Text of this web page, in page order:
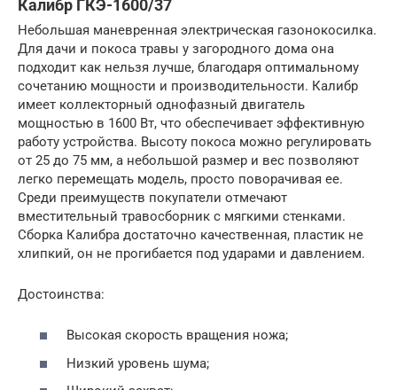
Калибр ГКЭ-1600/37
Небольшая маневренная электрическая газонокосилка.
Для дачи и покоса травы у загородного дома она
подходит как нельзя лучше, благодаря оптимальному
сочетанию мощности и производительности. Калибр
имеет коллекторный однофазный двигатель
мощностью в 1600 Вт, что обеспечивает эффективную
работу устройства. Высоту покоса можно регулировать
от 25 до 75 мм, а небольшой размер и вес позволяют
легко перемещать модель, просто поворачивая ее.
Среди преимуществ покупатели отмечают
вместительный травосборник с мягкими стенками.
Сборка Калибра достаточно качественная, пластик не
хлипкий, он не прогибается под ударами и давлением.
Достоинства:
Высокая скорость вращения ножа;
Низкий уровень шума;